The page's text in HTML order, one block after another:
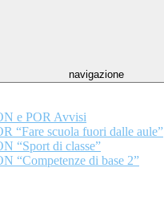
navigazione
e POR Avvisi
“Fare scuola fuori dalle aule”
“Sport di classe”
“Competenze di base 2”